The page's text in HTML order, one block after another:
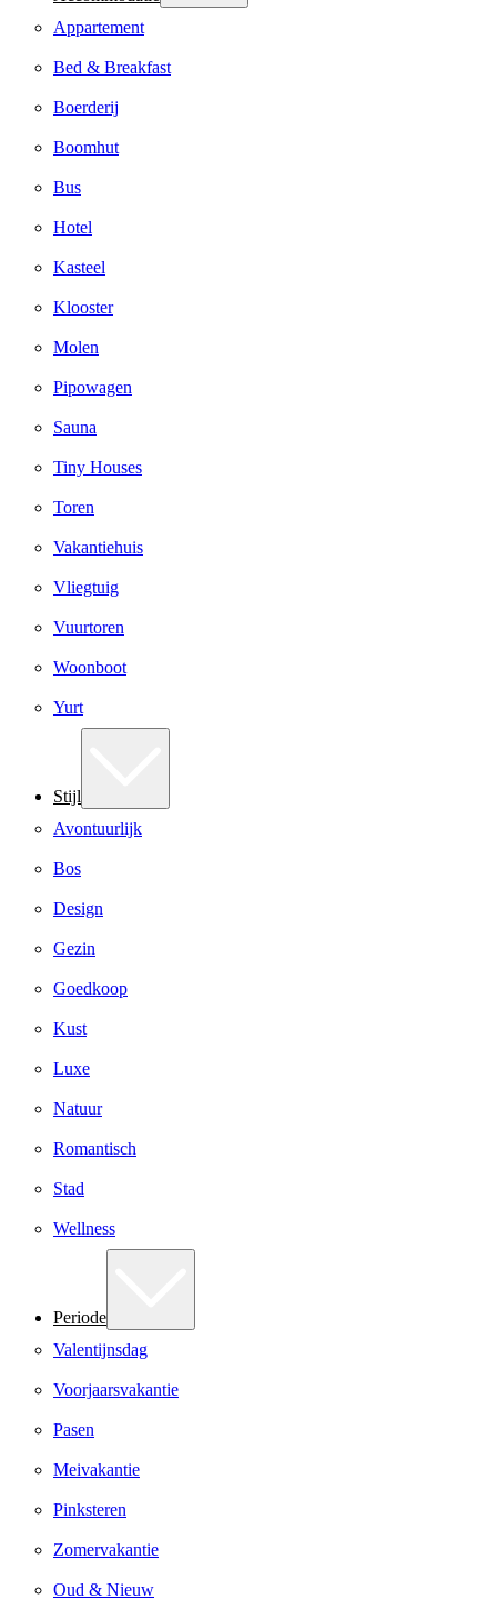
Appartement
Bed & Breakfast
Boerderij
Boomhut
Bus
Hotel
Kasteel
Klooster
Molen
Pipowagen
Sauna
Tiny Houses
Toren
Vakantiehuis
Vliegtuig
Vuurtoren
Woonboot
Yurt
Stijl
Avontuurlijk
Bos
Design
Gezin
Goedkoop
Kust
Luxe
Natuur
Romantisch
Stad
Wellness
Periode
Valentijnsdag
Voorjaarsvakantie
Pasen
Meivakantie
Pinksteren
Zomervakantie
Oud & Nieuw